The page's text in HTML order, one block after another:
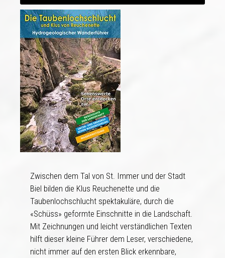
Zwischen dem Tal von St. Immer und der Stadt
Biel bilden die Klus Reuchenette und die
Taubenlochschlucht spektakuläre, durch die
«Schüss» geformte Einschnitte in die Landschaft.
Mit Zeichnungen und leicht verständlichen Texten
hilft dieser kleine Führer dem Leser, verschiedene,
nicht immer auf den ersten Blick erkennbare,